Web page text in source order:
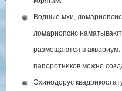
Водные мхи,
ломариопсис
размещаются в
папоротников можно
Эхинодорус